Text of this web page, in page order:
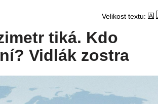
Velikost textu:
tiká. Kdo
Vidlák zostra